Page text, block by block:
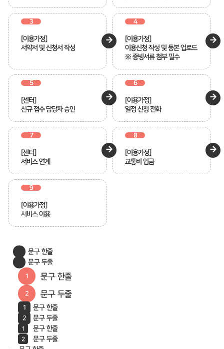
3
[이용가정]
서약서 및 신청서 작성
4
[이용가정]
이용신청 작성 및 등본 업로드
※ 증빙서류 첨부 필수
5
[센터]
신규 접수 담당자 승인
6
[이용가정]
일정 신청 전화
7
[센터]
서비스 연계
8
[이용가정]
교통비 입금
9
[이용가정]
서비스 이용
문구 한줄
문구 두줄
문구 한줄
문구 두줄
문구 한줄
문구 두줄
문구 한줄
문구 두줄